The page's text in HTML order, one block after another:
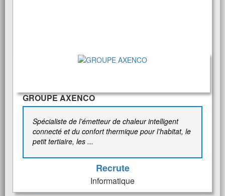
GROUPE AXENCO
Spécialiste de l’émetteur de chaleur intelligent
connecté et du confort thermique pour l’habitat, le
petit tertiaire, les ...
Recrute
Informatique